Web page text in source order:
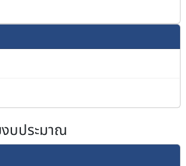
งบประมาณ